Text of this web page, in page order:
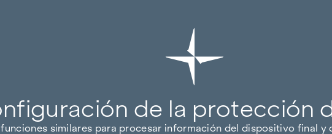
de la protección
similares para procesar información del dispositivo final y